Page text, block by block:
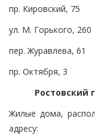
пр. Кировский, 75
ул. М. Горького, 260
пер. Журавлева, 61
пр. Октября, 3
Ростовский
Жилые дома,
адресу: